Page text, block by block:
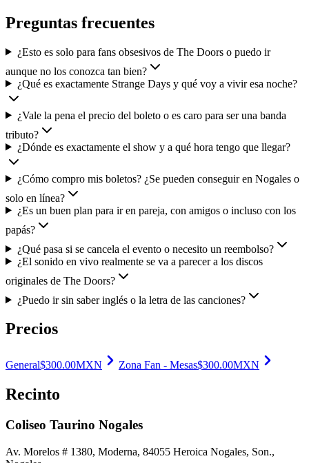
Preguntas frecuentes
¿Esto es solo para fans obsesivos de The Doors o puedo ir
aunque no los conozca tan bien?
¿Qué es exactamente Strange Days y qué voy a vivir esa noche?
¿Vale la pena el precio del boleto o es caro para ser una banda
tributo?
¿Dónde es exactamente el show y a qué hora tengo que llegar?
¿Cómo compro mis boletos? ¿Se pueden conseguir en Nogales o
solo en línea?
¿Es un buen plan para ir en pareja, con amigos o incluso con los
papás?
¿Qué pasa si se cancela el evento o necesito un reembolso?
¿El sonido en vivo realmente se va a parecer a los discos
originales de The Doors?
¿Puedo ir sin saber inglés o la letra de las canciones?
Precios
General$300.00MXN Zona Fan - Mesas$300.00MXN
Recinto
Coliseo Taurino Nogales
Av. Morelos # 1380, Moderna, 84055 Heroica Nogales, Son.,